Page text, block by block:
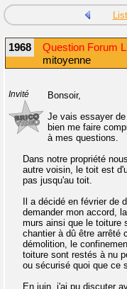
1968 Question Forum
mitoyenne
Invité
Bonsoir,
Je vais essayer
bien me faire
à mes questions.
Dans notre propriété
autre voisin, le toit est
pas jusqu'au toit.
Il a décidé en février de
demander mon accord,
murs ainsi que le toiture
chantier à dû être arrêté
démolition, le
toiture sont restés à nu
ou sécurisé quoi que ce
En juin, j'ai pu discuter